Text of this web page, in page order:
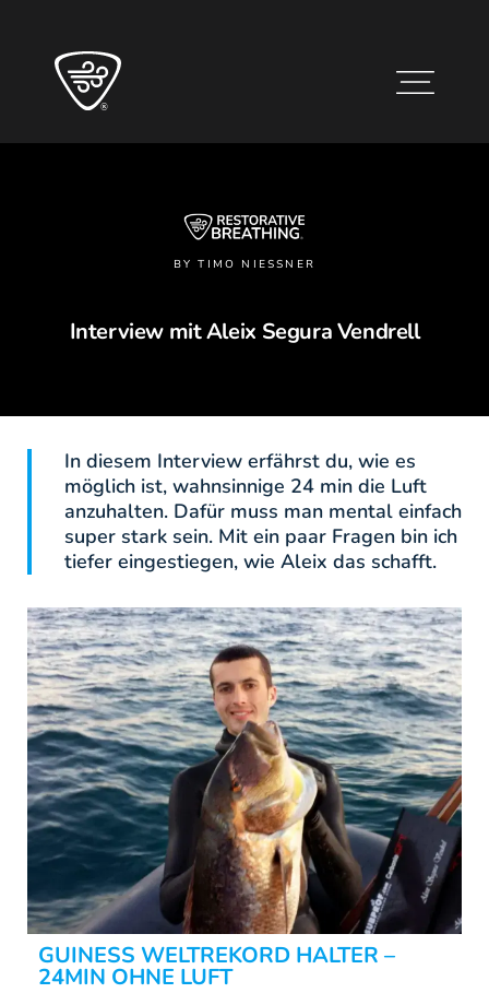
BY TIMO NIESSNER
Interview mit Aleix Segura Vendrell
In diesem Interview erfährst du, wie es
möglich ist, wahnsinnige 24 min die Luft
anzuhalten. Dafür muss man mental einfach
super stark sein. Mit ein paar Fragen bin ich
tiefer eingestiegen, wie Aleix das schafft.
GUINESS WELTREKORD HALTER –
24MIN OHNE LUFT